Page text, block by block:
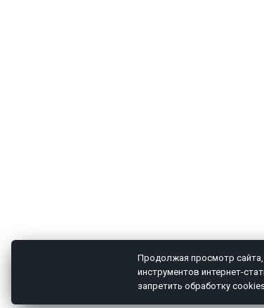
О НАС
Продолжая просмотр
инструментов интернет-
запретить обработку